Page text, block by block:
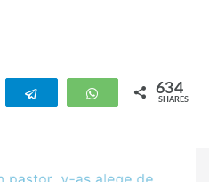
Telegram WhatsApp
634
SHARES